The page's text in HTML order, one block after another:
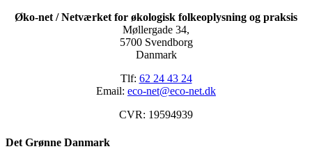
Øko-net / Netværket for økologisk folkeoplysning og praksis
Møllergade 34,
5700 Svendborg
Danmark
Tlf: 62 24 43 24
Email: eco-net@eco-net.dk
CVR: 19594939
Det Grønne Danmark